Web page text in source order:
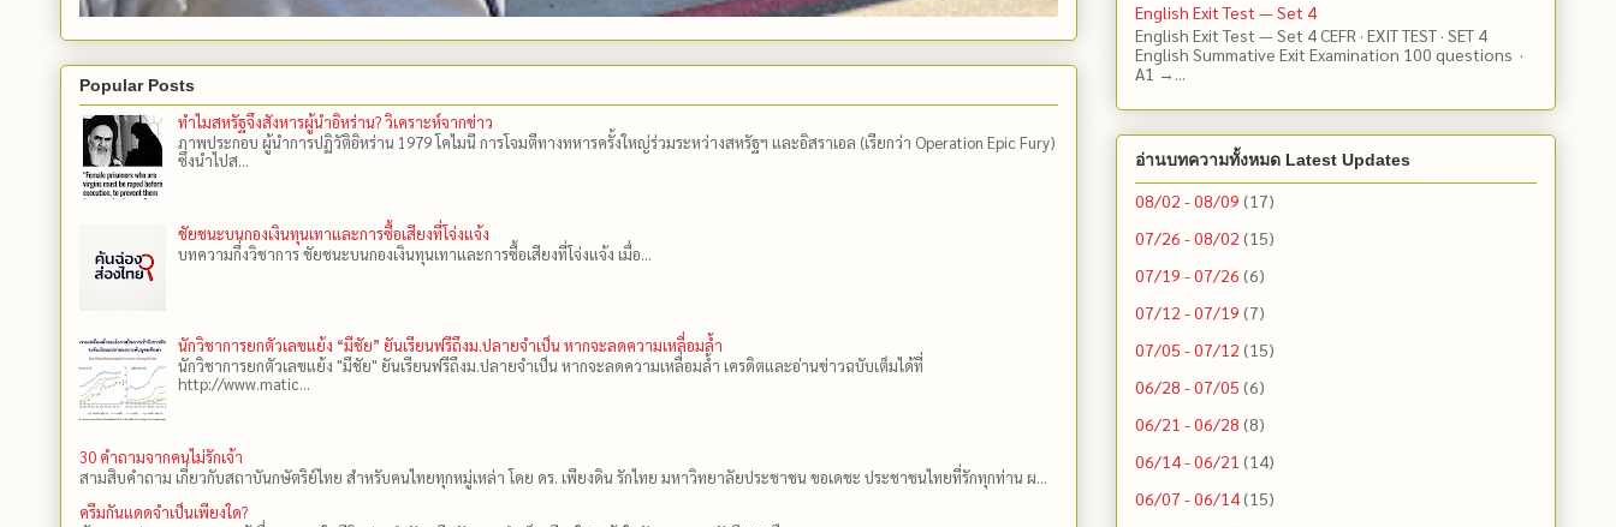
Popular Posts
ทำไมสหรัฐจึงสังหารผู้นำอิหร่าน? วิเคราะห์จากข่าว
ภาพประกอบ ผู้นำการปฏิวัติอิหร่าน 1979 โคไมนี การโจมตีทางทหารครั้งใหญ่ร่วมระหว่างสหรัฐฯ และอิสราเอล (เรียกว่า Operation Epic Fury)
ซึ่งนำไปส...
ชัยชนะบนกองเงินทุนเทาและการซื้อเสียงที่โจ่งแจ้ง
บทความกึ่งวิชาการ ชัยชนะบนกองเงินทุนเทาและการซื้อเสียงที่โจ่งแจ้ง เมื่อ...
นักวิชาการยกตัวเลขแย้ง “มีชัย” ยันเรียนฟรีถึงม.ปลายจำเป็น หากจะลดความเหลื่อมล้ำ
นักวิชาการยกตัวเลขแย้ง "มีชัย" ยันเรียนฟรีถึงม.ปลายจำเป็น หากจะลดความเหลื่อมล้ำ เครดิตและอ่านข่าวฉบับเต็มได้ที่
http://www.matic...
30 คำถามจากคนไม่รักเจ้า
สามสิบคำถาม เกี่ยวกับสถาบันกษัตริย์ไทย สำหรับคนไทยทุกหมู่เหล่า โดย ดร.​ เพียงดิน รักไทย มหาวิทยาลัยประชาชน ขอเดชะ ประชาชนไทยที่รักทุกท่าน ผ...
ครีมกันแดดจำเป็นเพียงใด?
English Exit Test — Set 4
English Exit Test — Set 4 CEFR · EXIT TEST · SET 4
English Summative Exit Examination 100 questions ·
A1 →...
อ่านบทความทั้งหมด Latest Updates
08/02 - 08/09 (17)
07/26 - 08/02 (15)
07/19 - 07/26 (6)
07/12 - 07/19 (7)
07/05 - 07/12 (15)
06/28 - 07/05 (6)
06/21 - 06/28 (8)
06/14 - 06/21 (14)
06/07 - 06/14(15)